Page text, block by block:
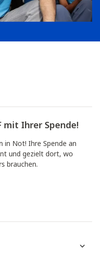
mit Ihrer Spende!
in Not! Ihre Spende an
und gezielt dort, wo
brauchen.